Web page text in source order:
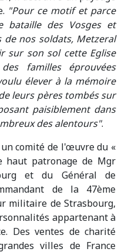
"Pour ce motif et parce
bataille des Vosges et
nos soldats, Metzeral
sur son sol cette Eglise
familles éprouvées
élever à la mémoire
leurs pères tombés sur
paisiblement dans
des alentours".
comité de l'œuvre du «
haut patronage de Mgr
et du Général de
de la 47ème
militaire de Strasbourg,
appartenant à
Des ventes de charité
villes de France